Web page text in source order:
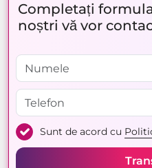
Completați
noștri vă vor
Sunt de acord cu